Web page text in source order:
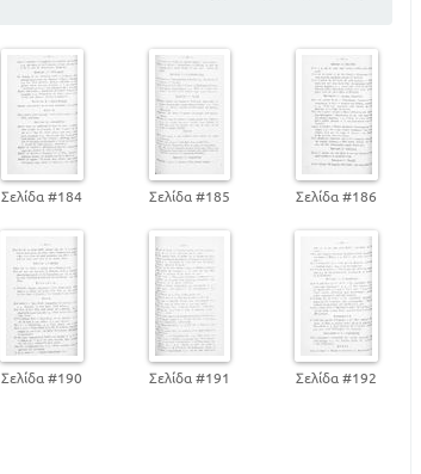
119
134
150
169
184
Σελίδα #184 Σελίδα #185 Σελίδα #186
Σελίδα #190 Σελίδα #191 Σελίδα #192